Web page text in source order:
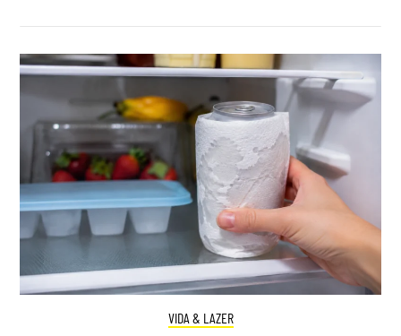
VIDA & LAZER